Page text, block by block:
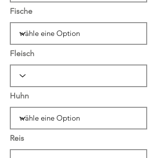
Fische
Fleisch
Huhn
Reis